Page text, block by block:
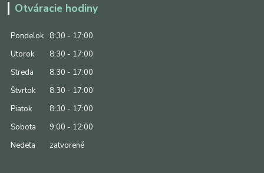
Otváracie hodiny
Pondelok
8:30 - 17:00
Utorok
8:30 - 17:00
Streda
8:30 - 17:00
Štvrtok
8:30 - 17:00
Piatok
8:30 - 17:00
Sobota
9:00 - 12:00
Nedeľa
zatvorené